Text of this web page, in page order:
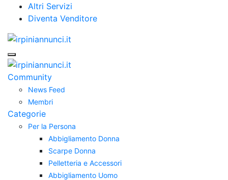
Altri Servizi
Diventa Venditore
Community
News Feed
Membri
Categorie
Per la Persona
Abbigliamento Donna
Scarpe Donna
Pelletteria e Accessori
Abbigliamento Uomo